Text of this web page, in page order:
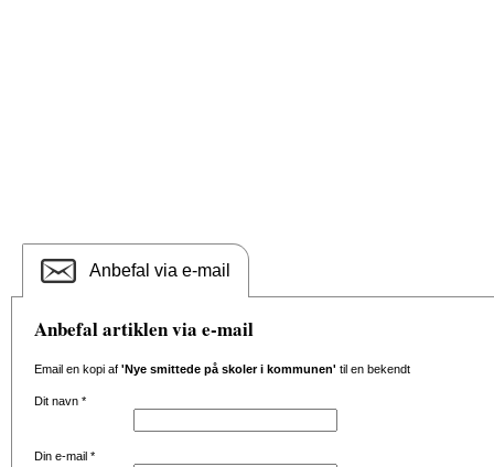
Anbefal via e-mail
Anbefal artiklen via e-mail
Email en kopi af 'Nye smittede på skoler i kommunen' til en bekendt
Dit navn *
Din e-mail *